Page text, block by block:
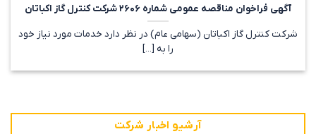
آگهی فراخوان مناقصه عمومی شماره ۲۶۰۶ شرکت کنترل گاز اکباتان
شرکت کنترل گاز اکباتان (سهامی عام) در نظر دارد خدمات مورد نیاز خود
را به [...]
آرشیو اخبار شرکت